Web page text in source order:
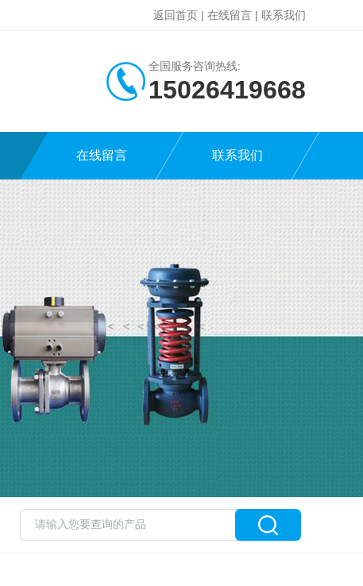
返回首页 | 在线留言 | 联系我们
全国服务咨询热线:
15026419668
在线留言 联系我们